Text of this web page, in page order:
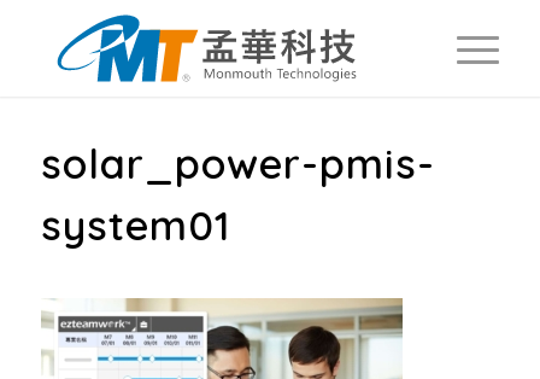
solar_power-pmis-
system01